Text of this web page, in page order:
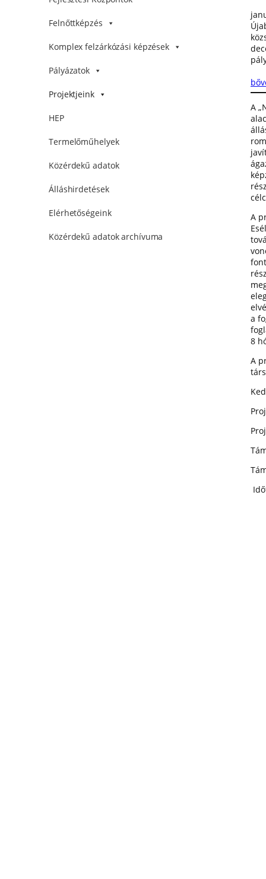
Felnőttképzés
Komplex felzárkózási képzések
Pályázatok
Projektjeink
HEP
Termelőműhelyek
Közérdekű adatok
Álláshirdetések
Elérhetőségeink
Közérdekű adatok archívuma
A
A
a
8
A